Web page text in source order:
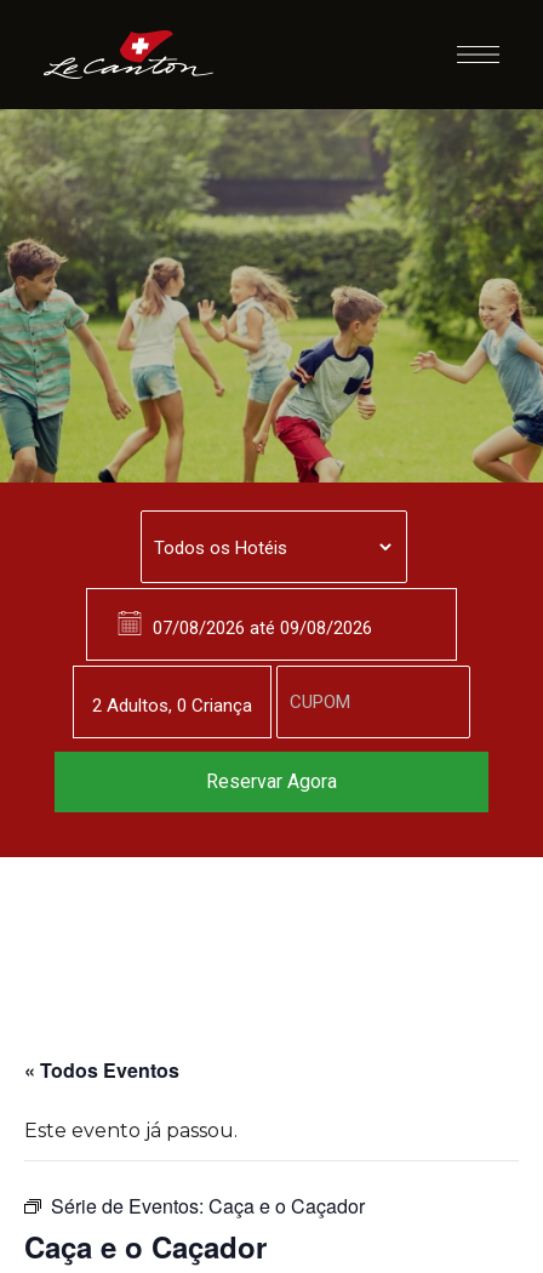
Caça e o Caçador
« Todos Eventos
Este evento já passou.
Série de Eventos: Caça e o Caçador
Caça e o Caçador
2 Adultos, 0 Criança
Reserve agora, com
Reservar Agora